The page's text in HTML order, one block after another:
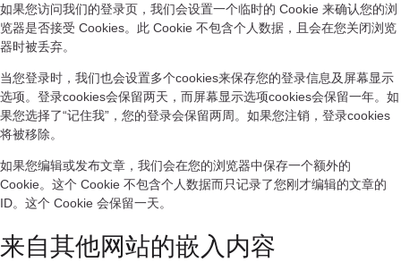
如果您访问我们的登录页，我们会设置一个临时的 Cookie 来确认您的浏
览器是否接受 Cookies。此 Cookie 不包含个人数据，且会在您关闭浏览
器时被丢弃。
当您登录时，我们也会设置多个cookies来保存您的登录信息及屏幕显示
选项。登录cookies会保留两天，而屏幕显示选项cookies会保留一年。如
果您选择了“记住我”，您的登录会保留两周。如果您注销，登录cookies
将被移除。
如果您编辑或发布文章，我们会在您的浏览器中保存一个额外的
Cookie。这个 Cookie 不包含个人数据而只记录了您刚才编辑的文章的
ID。这个 Cookie 会保留一天。
来自其他网站的嵌入内容